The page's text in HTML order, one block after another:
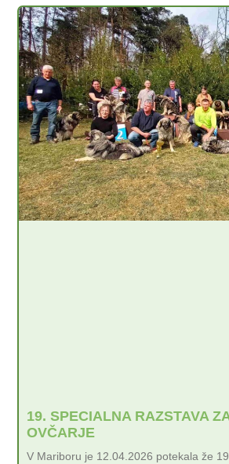
19. SPECIALNA RAZSTAVA
OVČARJE
V Mariboru je 12.04.2026 potekala že